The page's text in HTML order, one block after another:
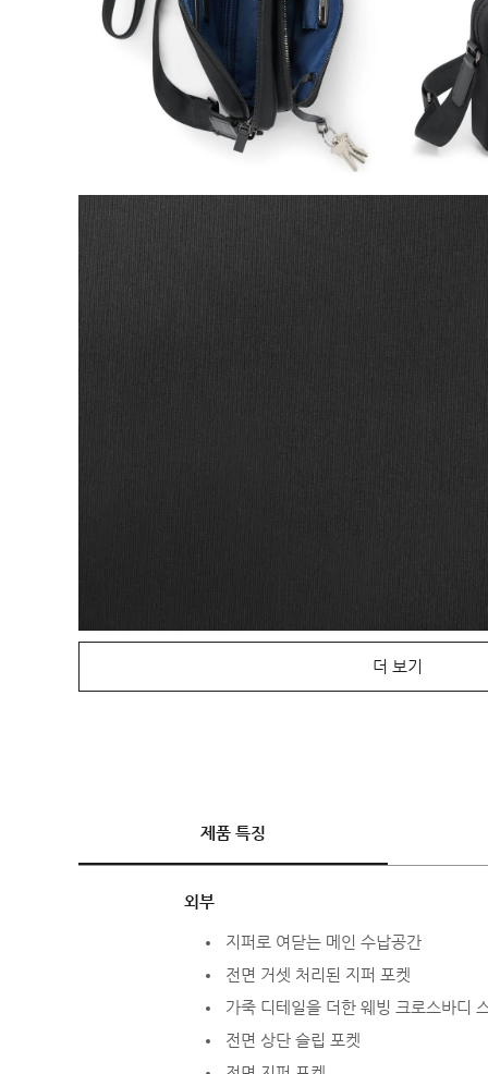
더 보기
제품 특징
외부
지퍼로 여닫는 메인 수납공간
전면 거셋 처리된 지퍼 포켓
가죽 디테일을 더한 웨빙 크로스바디
전면 상단 슬립 포켓